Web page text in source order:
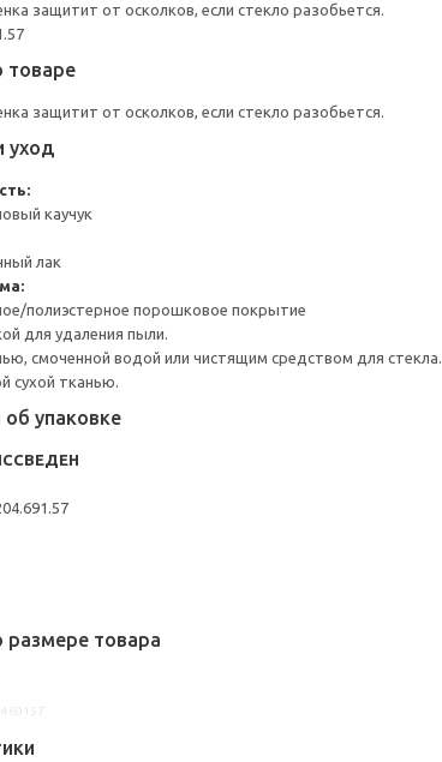
защитит от осколков, если стекло разобьется.
товаре
защитит от осколков, если стекло разобьется.
уход
каучук
лак
полиэстерное порошковое покрытие
для удаления пыли.
смоченной водой или чистящим средством для стекла.
сухой тканью.
упаковке
товара